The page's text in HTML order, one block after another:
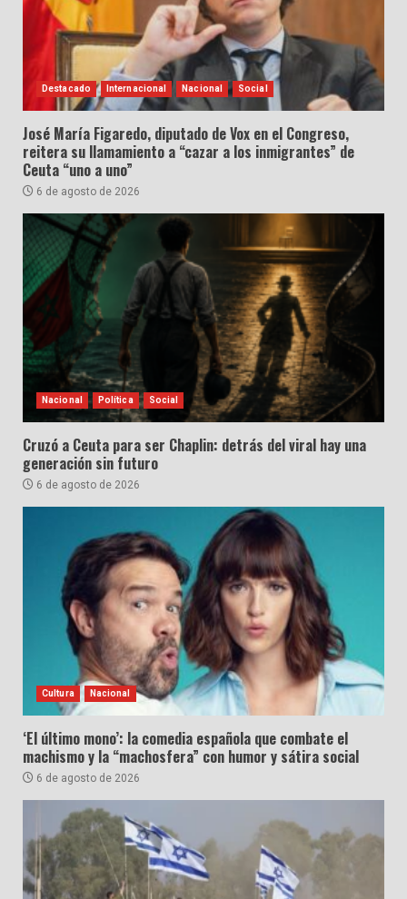
Destacado Internacional Nacional Social
José María Figaredo, diputado de Vox en el Congreso,
reitera su llamamiento a “cazar a los inmigrantes” de
Ceuta “uno a uno”
6 de agosto de 2026
Nacional Política Social
Cruzó a Ceuta para ser Chaplin: detrás del viral hay una
generación sin futuro
6 de agosto de 2026
Cultura Nacional
‘El último mono’: la comedia española que combate el
machismo y la “machosfera” con humor y sátira social
6 de agosto de 2026